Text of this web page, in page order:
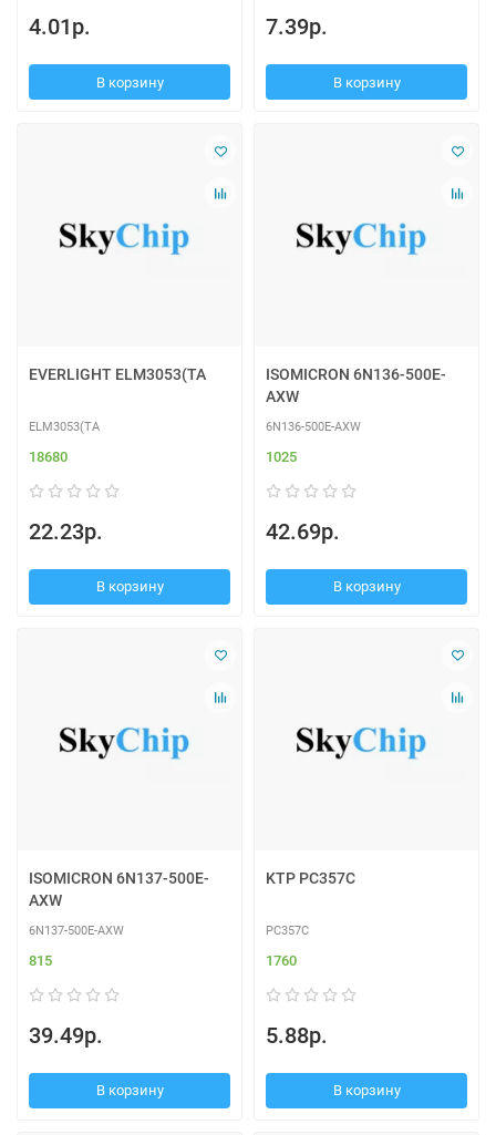
4.01р.
В корзину
7.39р.
В корзину
EVERLIGHT ELM3053(TA
ELM3053(TA
18680
22.23р.
В корзину
ISOMICRON 6N136-500E-
AXW
6N136-500E-AXW
1025
42.69р.
В корзину
ISOMICRON 6N137-500E-
AXW
6N137-500E-AXW
815
39.49р.
В корзину
KTP PC357C
PC357C
1760
5.88р.
В корзину